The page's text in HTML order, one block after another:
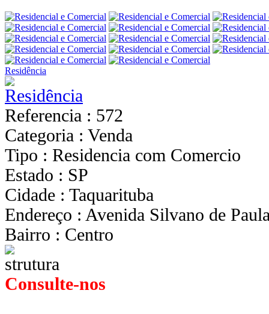
Residência
Referencia : 572
Categoria : Venda
Tipo : Residencia com Comercio
Estado : SP
Cidade : Taquarituba
Endereço : Avenida Silvano de
Bairro : Centro
Consulte-nos